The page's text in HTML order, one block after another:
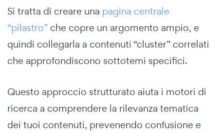
Si tratta di creare una pagina centrale
“pilastro” che copre un argomento ampio, e
quindi collegarla a contenuti “cluster” correlati
che approfondiscono sottotemi specifici.
Questo approccio strutturato aiuta i motori di
ricerca a comprendere la rilevanza tematica
dei tuoi contenuti, prevenendo confusione e